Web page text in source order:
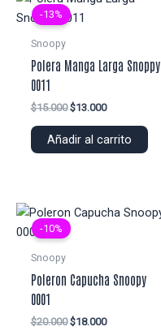
-13%
Snoopy
Polera Manga Larga Snoppy
0011
$15.000 El
original
$13.000El
actual
Añadir al carrito
-10%
Snoopy
Poleron Capucha Snoopy
0001
$20.000 El
$18.000El